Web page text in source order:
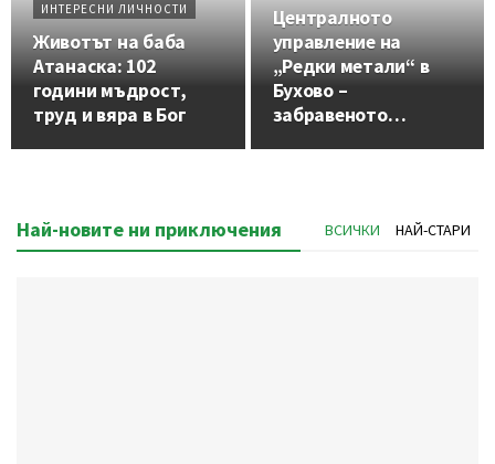
ИНТЕРЕСНИ ЛИЧНОСТИ
Животът на баба
Атанаска: 102
години мъдрост,
труд и вяра в Бог
Централното
управление на
„Редки метали“ в
Бухово –
забравеното
Най-новите ни приключения ВСИЧКИ НАЙ-СТАРИ